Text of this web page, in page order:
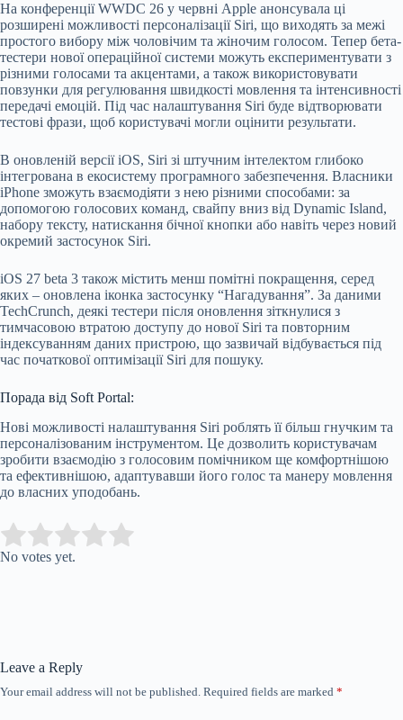
На конференції WWDC 26 у червні Apple анонсувала ці
розширені можливості персоналізації Siri, що виходять за межі
простого вибору між чоловічим та жіночим голосом. Тепер бета-
тестери нової операційної системи можуть експериментувати з
різними голосами та акцентами, а також використовувати
повзунки для регулювання швидкості мовлення та інтенсивності
передачі емоцій. Під час налаштування Siri буде відтворювати
тестові фрази, щоб користувачі могли оцінити результати.
В оновленій версії iOS, Siri зі штучним інтелектом глибоко
інтегрована в екосистему програмного забезпечення. Власники
iPhone зможуть взаємодіяти з нею різними способами: за
допомогою голосових команд, свайпу вниз від Dynamic Island,
набору тексту, натискання бічної кнопки або навіть через новий
окремий застосунок Siri.
iOS 27 beta 3 також містить менш помітні покращення, серед
яких – оновлена іконка застосунку “Нагадування”. За даними
TechCrunch, деякі тестери після оновлення зіткнулися з
тимчасовою втратою доступу до нової Siri та повторним
індексуванням даних пристрою, що зазвичай відбувається під
час початкової оптимізації Siri для пошуку.
Порада від Soft Portal:
Нові можливості налаштування Siri роблять її більш гнучким та
персоналізованим інструментом. Це дозволить користувачам
зробити взаємодію з голосовим помічником ще комфортнішою
та ефективнішою, адаптувавши його голос та манеру мовлення
до власних уподобань.
Rate this item:
No votes yet.
Leave a Reply
Your email address will not be published. Required fields are marked *